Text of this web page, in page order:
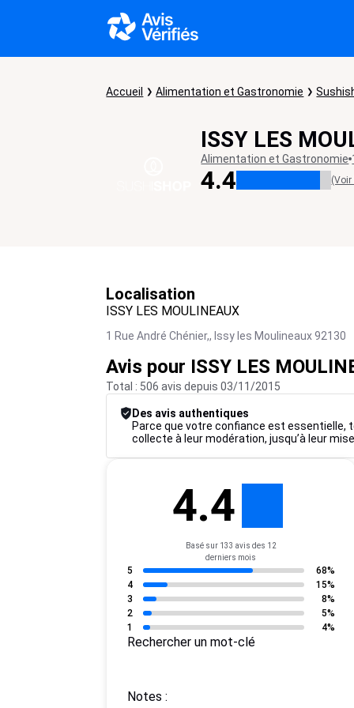
Accueil Alimentation et Gastronomie
ISSY LES
Alimentation et Gastronomie
4.4 (Voir
Localisation
ISSY LES MOULINEAUX
1 Rue André Chénier,, Issy les Moulineaux 92130
Avis pour ISSY LES
Total : 506 avis depuis 03/11/2015
Des avis authentiques
Parce que votre confiance est essentielle,
collecte à leur modération, jusqu’à leur
4.4
Basé sur 133 avis des 12
derniers mois
5
68%
4
15%
3
8%
2
5%
1
4%
Rechercher un mot-clé
Notes :